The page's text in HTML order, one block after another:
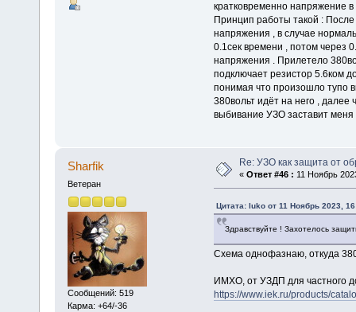
кратковременно напряжение
Принцип работы такой :
напряжения , в случае
0.1сек времени , потом через
напряжения . Прилетело
подключает резистор 5.6ком
понимая что произошло тупо
380вольт идёт на него ,
выбивание УЗО заставит меня
Sharfik
Ветеран
Сообщений: 519
Карма: +64/-36
Re: УЗО как защита от
« Ответ #46 : 11 Ноябрь
Цитата: luko от 11 Ноябрь 2023,
Здравствуйте ! Захотелось
Схема однофазнаю, откуда
ИМХО, от УЗДП для частного
https://www.iek.ru/products/